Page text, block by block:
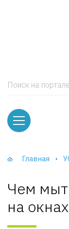
Поиск на портале
Главная
Чем
на окнах
и тумбы